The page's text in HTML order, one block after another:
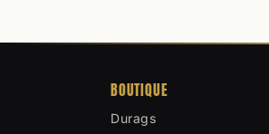
BOUTIQUE
Durags